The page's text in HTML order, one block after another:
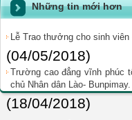
Những tin mới hơn
Lễ Trao thưởng cho sinh
(04/05/2018)
Trường cao đẳng vĩnh phúc
chủ Nhân dân Lào- Bunpimay.
(18/04/2018)